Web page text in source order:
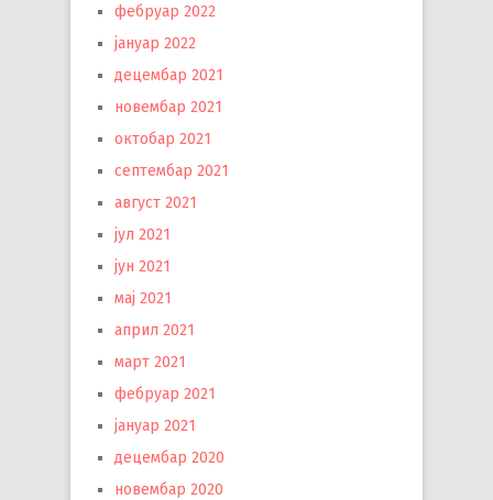
фебруар 2022
јануар 2022
децембар 2021
новембар 2021
октобар 2021
септембар 2021
август 2021
јул 2021
јун 2021
мај 2021
април 2021
март 2021
фебруар 2021
јануар 2021
децембар 2020
новембар 2020